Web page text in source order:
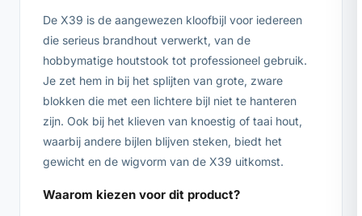
De X39 is de aangewezen kloofbijl voor iedereen
die serieus brandhout verwerkt, van de
hobbymatige houtstook tot professioneel gebruik.
Je zet hem in bij het splijten van grote, zware
blokken die met een lichtere bijl niet te hanteren
zijn. Ook bij het klieven van knoestig of taai hout,
waarbij andere bijlen blijven steken, biedt het
gewicht en de wigvorm van de X39 uitkomst.
Waarom kiezen voor dit product?